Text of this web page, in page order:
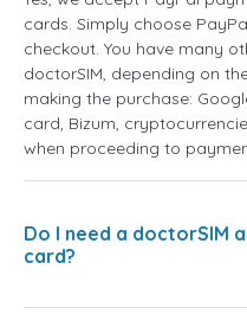
cards. Simply choose
checkout. You have many
doctorSIM, depending on
making the purchase:
card, Bizum,
when proceeding to
Do I need a doctorSIM
card?